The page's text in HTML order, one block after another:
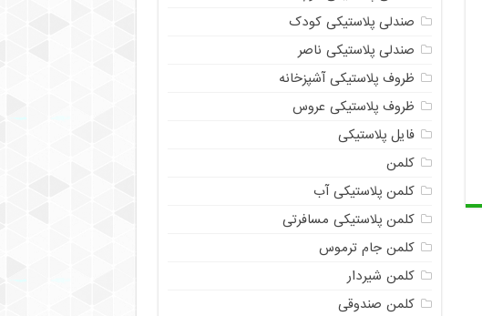
صندلی پلاستیکی کودک
صندلی پلاستیکی ناصر
ظروف پلاستیکی آشپزخانه
ظروف پلاستیکی عروس
فایل پلاستیکی
کلمن
کلمن پلاستیکی آب
کلمن پلاستیکی مسافرتی
کلمن جام ترموس
کلمن شیردار
کلمن صندوقی